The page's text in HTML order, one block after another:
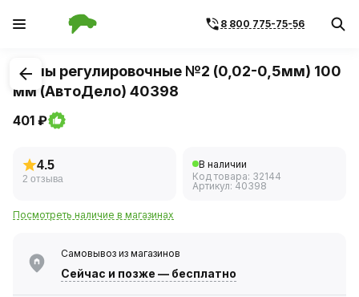
8 800 775-75-56
1/1
Щупы регулировочные №2 (0,02-0,5мм) 100
мм (АвтоДело) 40398
401 ₽
4.5
2 отзыва
В наличии
Код товара: 32144
Артикул: 40398
Посмотреть наличие в магазинах
Самовывоз из магазинов
Сейчас и позже — бесплатно